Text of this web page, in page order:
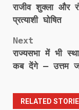
navigation
राजीव शुक्ला और
प्रत्याशी घोषित
Next
राज्यसभा में भी
कब देंगे – उत्तम
RELATED